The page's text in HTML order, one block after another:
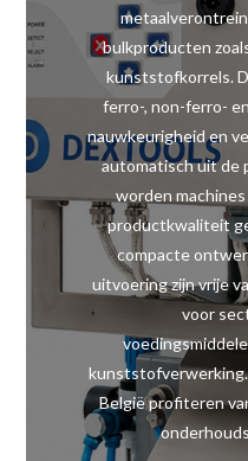
bulkproducten
kunststofkorrels.
ferro-, non-ferro-
nauwkeurigheid en
automatisch uit de
worden
productkwaliteit
compacte
uitvoering zijn vrije
voor
België profiteren